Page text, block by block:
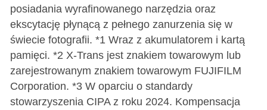
posiadania wyrafinowanego narzędzia oraz
ekscytację płynącą z pełnego zanurzenia się w
świecie fotografii. *1 Wraz z akumulatorem i kartą
pamięci. *2 X-Trans jest znakiem towarowym lub
zarejestrowanym znakiem towarowym FUJIFILM
Corporation. *3 W oparciu o standardy
stowarzyszenia CIPA z roku 2024. Kompensacja